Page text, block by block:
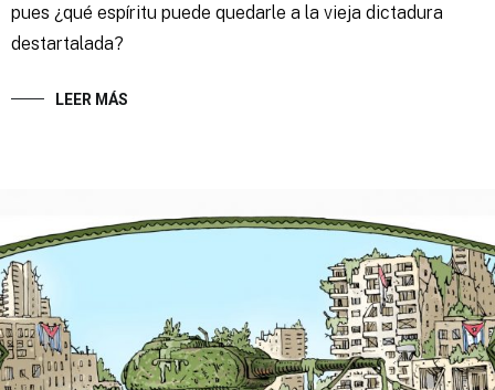
pues ¿qué espíritu puede quedarle a la vieja dictadura
destartalada?
LEER MÁS